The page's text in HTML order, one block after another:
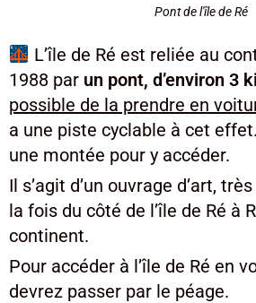
Pont de l'île de Ré
L’île de Ré est reliée au
1988 par un pont, d’environ 3
possible de la prendre en
a une piste cyclable à cet
une montée pour y accéder.
Il s’agit d’un ouvrage d’art,
la fois du côté de l’île de Ré à
continent.
Pour accéder à l’île de Ré en
devrez passer par le péage.